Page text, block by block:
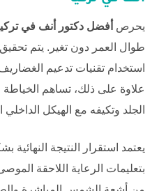
يحرص أفضل دكتور أنف في
طوال العمر دون تغير. يتم
استخدام تقنيات تدعيم الغضاريف
علاوة على ذلك، تساهم
الجلد وتكيفه مع الهيكل الداخلي
يعتمد استقرار النتيجة
بتعليمات الرعاية اللاحقة